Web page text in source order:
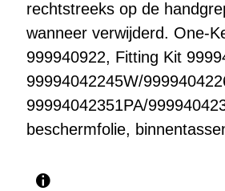
rechtstreeks op de
wanneer verwijderd. One-
999940922, Fitting Kit
99994042245W/
99994042351PA/
beschermfolie,